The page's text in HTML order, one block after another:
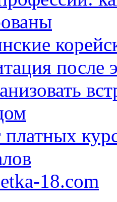
после
платных
18.com